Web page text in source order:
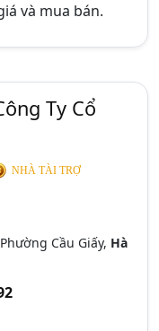
và mua bán.
Ty Cổ
NHÀ TÀI TRỢ
Cầu Giấy, Hà